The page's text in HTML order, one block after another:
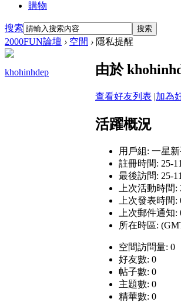
購物
搜索 搜索
2000FUN論壇 › 空間 › 隱私提醒
khohinhdep 由於
查看好友列表 |加為
活躍概況
用戶組: 一星
註冊時間: 25-
最後訪問: 25-
上次活動時間:
上次發表時間:
上次郵件通知:
所在時區:
空間訪問量: 0
好友數: 0
帖子數: 0
主題數: 0
精華數: 0